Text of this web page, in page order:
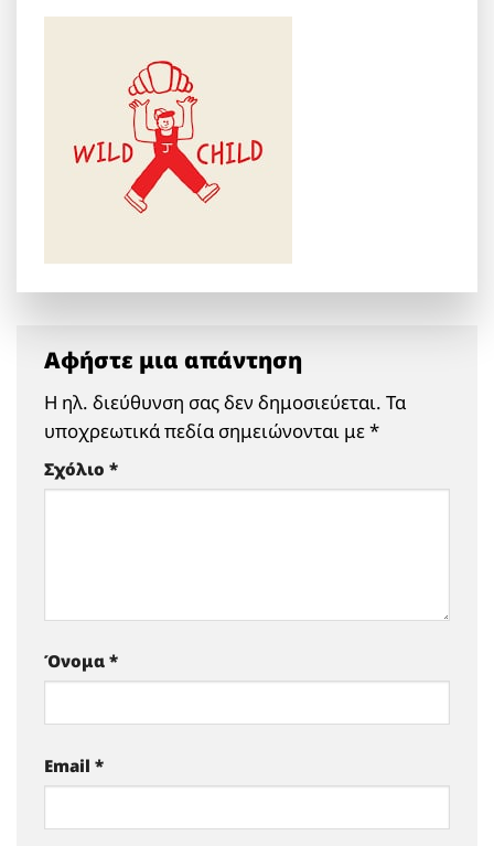
Αφήστε μια απάντηση
Η ηλ. διεύθυνση σας δεν δημοσιεύεται. Τα
υποχρεωτικά πεδία σημειώνονται με*
Σχόλιο *
Όνομα *
Email *